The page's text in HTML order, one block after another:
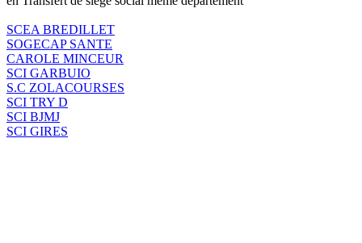
SCEA BREDILLET
SOGECAP SANTE
CAROLE MINCEUR
SCI GARBUIO
S.C ZOLACOURSES
SCI TRY D
SCI BJMJ
SCI GIRES